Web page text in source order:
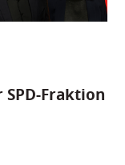
Fraktion